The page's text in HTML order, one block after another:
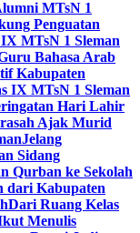
MTsN 1
Penguatan
MTsN 1 Sleman
Bahasa Arab
Kabupaten
IX MTsN 1 Sleman
Hari Lahir
Ajak Murid
Jelang
Sidang
Qurban ke Sekolah
dari Kabupaten
Dari Ruang Kelas
Menulis